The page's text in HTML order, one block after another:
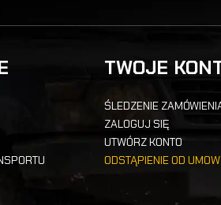
TWOJE
ŚLEDZENIE
ZALOGUJ SIĘ
UTWÓRZ KONTO
ODSTĄPIENIE OD